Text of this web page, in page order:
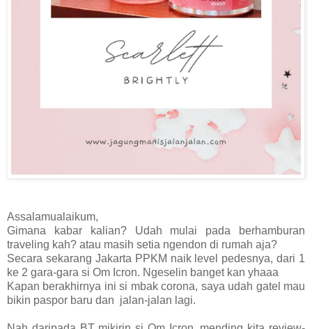
Assalamualaikum,
Gimana kabar kalian? Udah mulai pada berhamburan
traveling kah? atau masih setia ngendon di rumah aja?
Secara sekarang Jakarta PPKM naik level pedesnya, dari 1
ke 2 gara-gara si Om Icron. Ngeselin banget kan yhaaa
Kapan berakhirnya ini si mbak corona, saya udah gatel mau
bikin paspor baru dan jalan-jalan lagi.